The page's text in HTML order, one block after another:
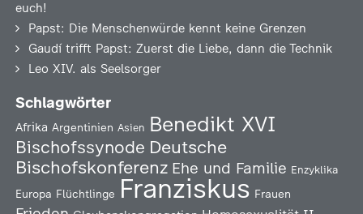
euch!
Papst: Die Menschenwürde kennt keine Grenzen
Gaudí trifft Papst: Zuerst die Liebe, dann die Technik
Leo XIV. als Seelsorger
Schlagwörter
Afrika Argentinien Asien Benedikt XVI
Bischofssynode Deutsche
Bischofskonferenz Ehe und Familie Enzyklika
Europa Flüchtlinge Franziskus Frauen